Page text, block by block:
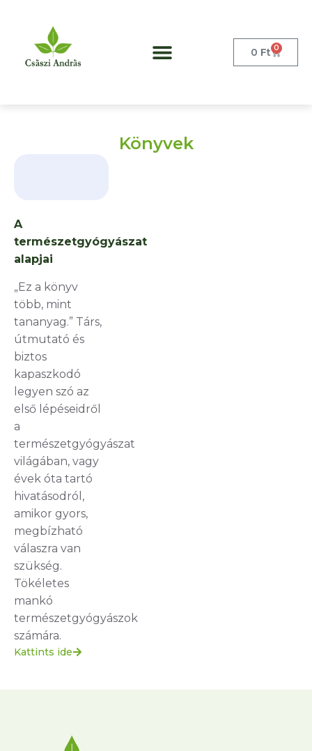
0 Ft 0
Könyvek
A
természetgyógyászat
alapjai
„Ez a könyv
több, mint
tananyag.” Társ,
útmutató és
biztos
kapaszkodó
legyen szó az
első lépéseidről
a
természetgyógyászat
világában, vagy
évek óta tartó
hivatásodról,
amikor gyors,
megbízható
válaszra van
szükség.
Tökéletes
mankó
természetgyógyászok
számára.
Kattints ide